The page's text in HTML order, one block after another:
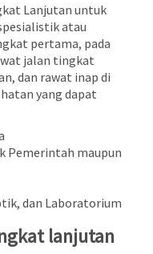
Lanjutan untuk
atau
pertama, pada
jalan tingkat
dan rawat inap di
yang dapat
Pemerintah maupun
dan Laboratorium
lanjutan